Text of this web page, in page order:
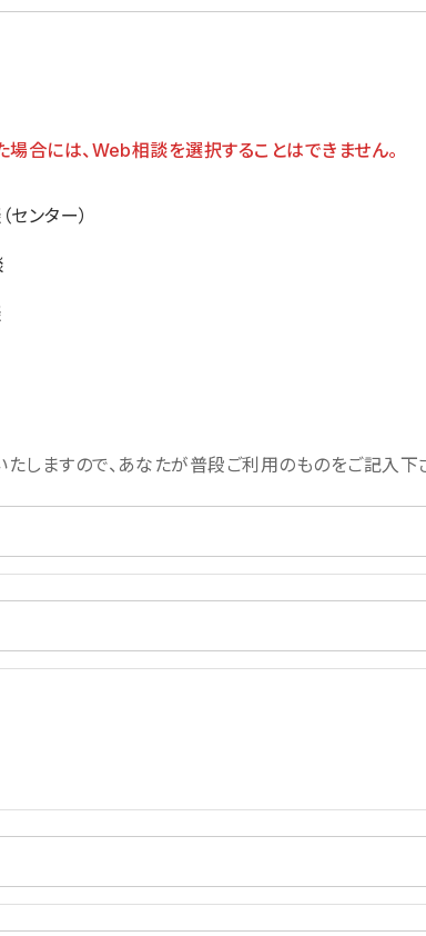
合には、Web相談を選択することはできません。
センター）
しますので、あなたが普段ご利用のものをご記入下